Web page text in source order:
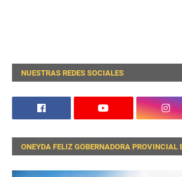
NUESTRAS REDES SOCIALES
ONEYDA FELIZ GOBERNADORA PROVINCIAL